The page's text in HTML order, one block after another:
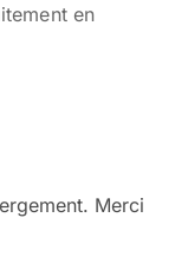
en
Merci